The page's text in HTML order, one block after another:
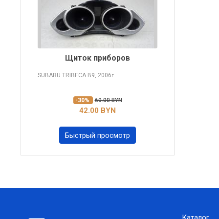
Щиток приборов
SUBARU TRIBECA B9, 2006г.
-30% 60.00 BYN
42.00 BYN
Быстрый просмотр